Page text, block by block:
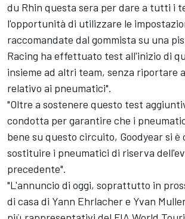
du Rhin questa sera per dare a tutti i
l'opportunità di utilizzare le
raccomandate dal gommista su una
Racing ha effettuato test all'inizio di
insieme ad altri team, senza riportare
relativo ai pneumatici".
"Oltre a sostenere questo test
condotta per garantire che i
bene su questo circuito, Goodyear si
sostituire i pneumatici di riserva
precedente".
"L'annuncio di oggi, soprattutto in
di casa di Yann Ehrlacher e Yvan